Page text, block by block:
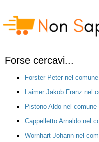
Forse cercavi...
Forster Peter nel
Laimer Jakob Franz nel
Pistono Aldo nel
Cappelletto Arnaldo nel
Wornhart Johann nel